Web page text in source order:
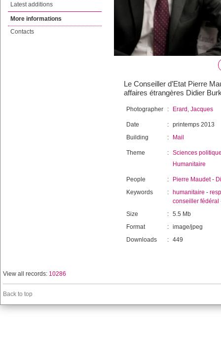
Latest additions
More informations
Contacts
Le Conseiller d’Etat Pierre
affaires étrangères Didier
Photographer : Erard, Jacques
Date : printemps 2013
Building
: Mail
Theme : Sciences
Humanitaire
People : Pierre Maudet-
Keywords
: humanitaire -
conseiller fédéral
Size
: 5.5 Mb
Format
: image/jpeg
Downloads
: 449
View all records: 10286
Back to top